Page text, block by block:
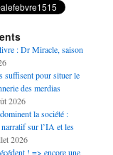
: Dr Miracle, saison
suffisent pour situer le
des merdias
2026
la société :
sur l’IA et les
2026
! => encore une